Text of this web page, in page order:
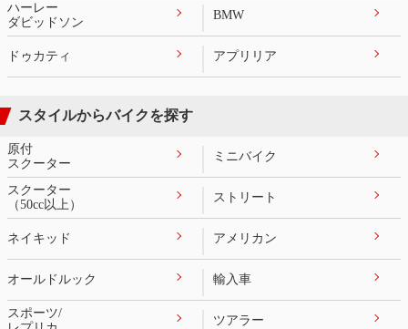
ハーレー
ダビッドソン
BMW
ドゥカティ アプリリア
スタイルからバイクを探す
原付
スクーター
ミニバイク
スクーター
（50cc以上）
ストリート
ネイキッド アメリカン
オールドルック 輸入車
スポーツ/
ツアラー